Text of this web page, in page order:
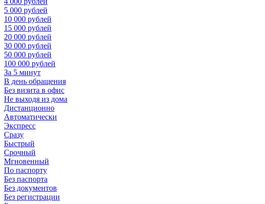
5 000 рублей
10 000 рублей
15 000 рублей
20 000 рублей
30 000 рублей
50 000 рублей
100 000 рублей
За 5 минут
В день обращения
Без визита в офис
Не выходя из дома
Дистанционно
Автоматически
Экспресс
Сразу
Быстрый
Срочный
Мгновенный
По паспорту
Без паспорта
Без документов
Без регистрации